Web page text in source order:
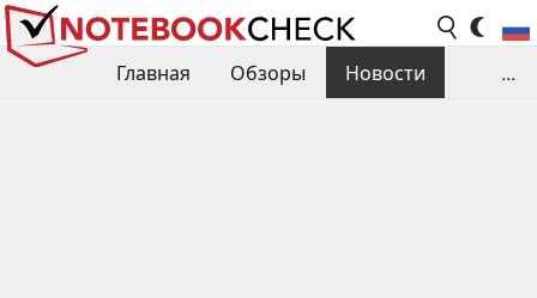
Главная Обзоры
Новости
...